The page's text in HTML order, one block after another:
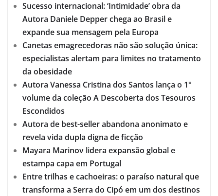
Sucesso internacional: ‘Intimidade’ obra da
Autora Daniele Depper chega ao Brasil e
expande sua mensagem pela Europa
Canetas emagrecedoras não são solução única:
especialistas alertam para limites no tratamento
da obesidade
Autora Vanessa Cristina dos Santos lança o 1°
volume da coleção A Descoberta dos Tesouros
Escondidos
Autora de best-seller abandona anonimato e
revela vida dupla digna de ficção
Mayara Marinov lidera expansão global e
estampa capa em Portugal
Entre trilhas e cachoeiras: o paraíso natural que
transforma a Serra do Cipó em um dos destinos